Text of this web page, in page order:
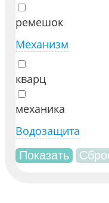
ремешок
Механизм
кварц
механика
Водозащита